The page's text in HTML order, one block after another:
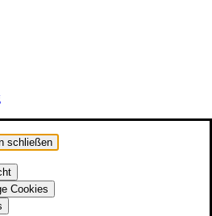
schließen
Cookies